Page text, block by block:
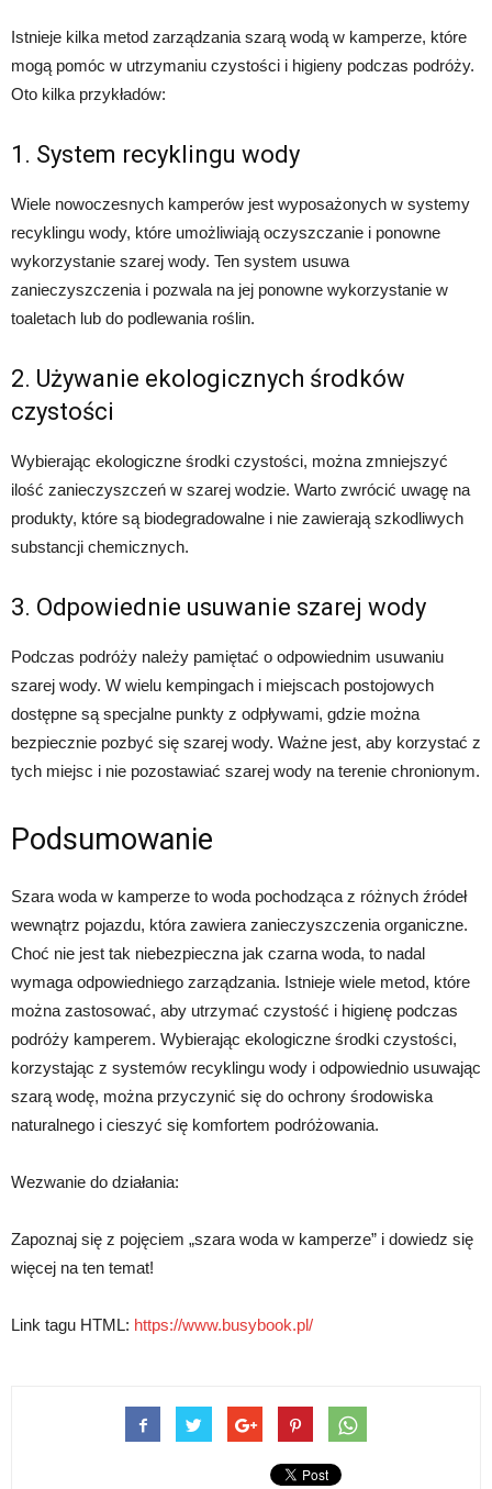
Istnieje kilka metod zarządzania szarą wodą w kamperze, które
mogą pomóc w utrzymaniu czystości i higieny podczas podróży.
Oto kilka przykładów:
1. System recyklingu wody
Wiele nowoczesnych kamperów jest wyposażonych w systemy
recyklingu wody, które umożliwiają oczyszczanie i ponowne
wykorzystanie szarej wody. Ten system usuwa
zanieczyszczenia i pozwala na jej ponowne wykorzystanie w
toaletach lub do podlewania roślin.
2. Używanie ekologicznych środków
czystości
Wybierając ekologiczne środki czystości, można zmniejszyć
ilość zanieczyszczeń w szarej wodzie. Warto zwrócić uwagę na
produkty, które są biodegradowalne i nie zawierają szkodliwych
substancji chemicznych.
3. Odpowiednie usuwanie szarej wody
Podczas podróży należy pamiętać o odpowiednim usuwaniu
szarej wody. W wielu kempingach i miejscach postojowych
dostępne są specjalne punkty z odpływami, gdzie można
bezpiecznie pozbyć się szarej wody. Ważne jest, aby korzystać z
tych miejsc i nie pozostawiać szarej wody na terenie chronionym.
Podsumowanie
Szara woda w kamperze to woda pochodząca z różnych źródeł
wewnątrz pojazdu, która zawiera zanieczyszczenia organiczne.
Choć nie jest tak niebezpieczna jak czarna woda, to nadal
wymaga odpowiedniego zarządzania. Istnieje wiele metod, które
można zastosować, aby utrzymać czystość i higienę podczas
podróży kamperem. Wybierając ekologiczne środki czystości,
korzystając z systemów recyklingu wody i odpowiednio usuwając
szarą wodę, można przyczynić się do ochrony środowiska
naturalnego i cieszyć się komfortem podróżowania.
Wezwanie do działania:
Zapoznaj się z pojęciem „szara woda w kamperze” i dowiedz się
więcej na ten temat!
Link tagu HTML: https://www.busybook.pl/